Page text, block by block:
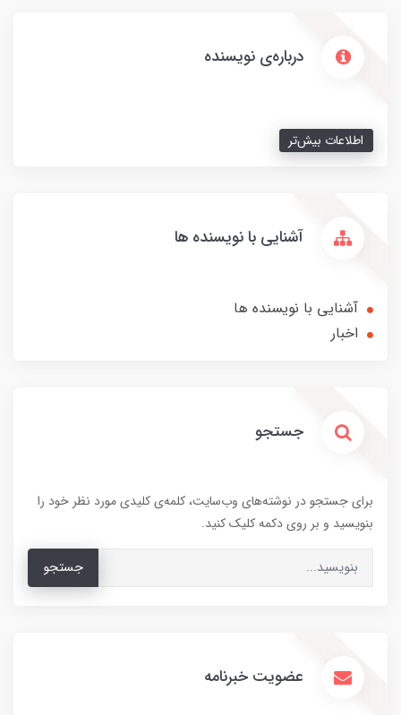
درباره‌ی نویسنده
اطلاعات بیش‌تر
آشنایی با نویسنده ها
آشنایی با نویسنده ها
اخبار
جستجو
برای جستجو در نوشته‌های وب‌سایت، کلمه‌ی کلیدی مورد نظر خود را
بنویسید و بر روی دکمه کلیک کنید.
جستجو
عضویت خبرنامه